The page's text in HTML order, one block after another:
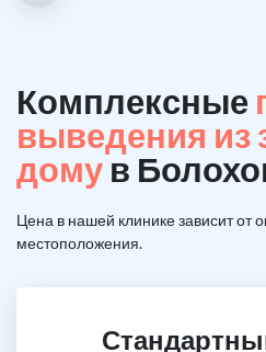
Комплексные
выведения из
домув
Цена в нашей клинике зависит от
местоположения.